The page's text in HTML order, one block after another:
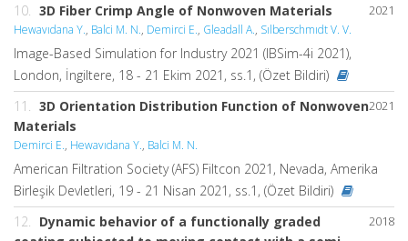
2021
10. 3D Fiber Crimp Angle of Nonwoven Materials
Hewavıdana Y., Balci M. N., Demirci E., Gleadall A., Sılberschmıdt V. V.
Image-Based Simulation for Industry 2021 (IBSim-4i 2021),
London, İngiltere, 18 - 21 Ekim 2021, ss.1, (Özet Bildiri)
2021
11.
3D Orientation Distribution Function of Nonwoven
Materials
Demirci E., Hewavıdana Y., Balci M. N.
American Filtration Society (AFS) Filtcon 2021, Nevada, Amerika
Birleşik Devletleri, 19 - 21 Nisan 2021, ss.1, (Özet Bildiri)
2018
12.
Dynamic behavior of a functionally graded